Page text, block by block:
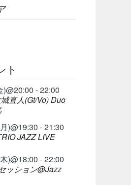
ト
- 22:00
直人(Gt/Vo) Duo
)@19:30 - 21:30
JAZZ LIVE
)@18:00 - 22:00
ッション@Jazz